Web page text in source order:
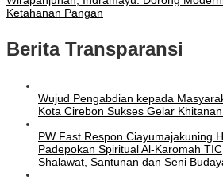
Ketahanan Pangan
Berita Transparansi
Wujud Pengabdian kepada
Kota Cirebon Sukses Gelar
PW Fast Respon Ciayumajakuning
Padepokan Spiritual Al-Karomah
Shalawat, Santunan dan Seni